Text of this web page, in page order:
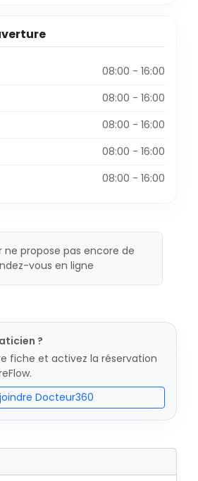
08:00 - 16:00
08:00 - 16:00
08:00 - 16:00
08:00 - 16:00
08:00 - 16:00
ne propose pas encore de
vous en ligne
?
fiche et activez la réservation
Docteur360